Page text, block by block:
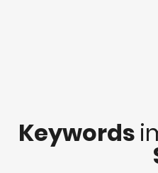
Keywords